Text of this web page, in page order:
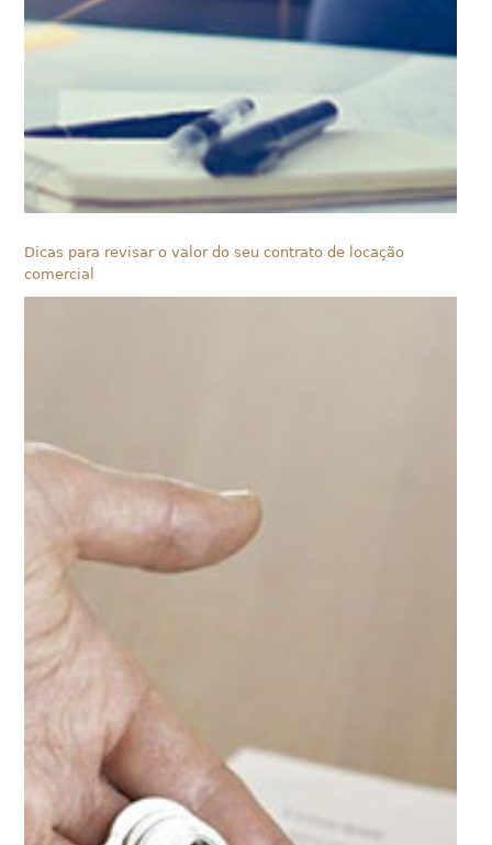
Dicas para revisar o valor do seu contrato de locação
comercial